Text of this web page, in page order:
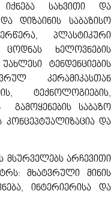
სახვითი და
დიზაინის საბაზისო
პლასტიკური
ხელოვნების
ტენდენციების
კერამიკასთან
ტექნოლოგიების,
გამოყენების საბაზო
და
მსურველებს არჩევითი
მხატვრული მინის
ინტერიერისა და